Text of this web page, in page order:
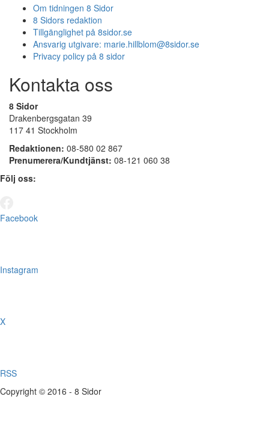
Om tidningen 8 Sidor
8 Sidors redaktion
Tillgänglighet på 8sidor.se
Ansvarig utgivare: marie.hillblom@8sidor.se
Privacy policy på 8 sidor
Kontakta oss
8 Sidor
Drakenbergsgatan 39
117 41 Stockholm
Redaktionen: 08-580 02 867
Prenumerera/Kundtjänst: 08-121 060 38
Följ oss:
Facebook
Instagram
X
RSS
Copyright © 2016 - 8 Sidor